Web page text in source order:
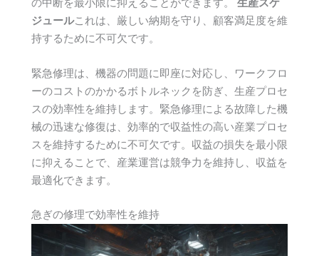
の中断を最小限に抑えることができます。 生産スケ
ジュールこれは、厳しい納期を守り、顧客満足度を維
持するために不可欠です。
緊急修理は、機器の問題に即座に対応し、ワークフロ
ーのコストのかかるボトルネックを防ぎ、生産プロセ
スの効率性を維持します。緊急修理による故障した機
械の迅速な修復は、効率的で収益性の高い産業プロセ
スを維持するために不可欠です。収益の損失を最小限
に抑えることで、産業運営は競争力を維持し、収益を
最適化できます。
急ぎの修理で効率性を維持